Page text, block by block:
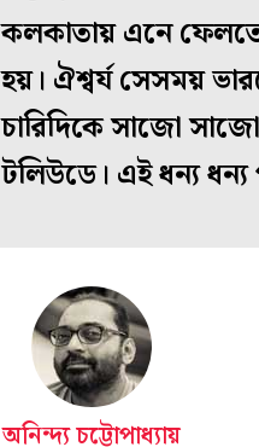
কলকাতায় এনে
হয়। ঐশ্বর্য সেসময়
চারিদিকে সাজো
টলিউডে। এই ধন্য
অনিন্দ্য চট্টোপাধ্যায়